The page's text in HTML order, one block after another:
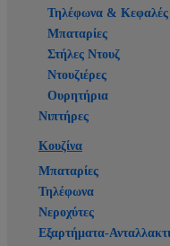
Τηλέφωνα & Κεφαλές
Μπαταρίες
Στήλες Ντουζ
Ντουζιέρες
Ουρητήρια
Νιπτήρες
Κουζίνα
Μπαταρίες
Τηλέφωνα
Νεροχύτες
Εξαρτήματα-